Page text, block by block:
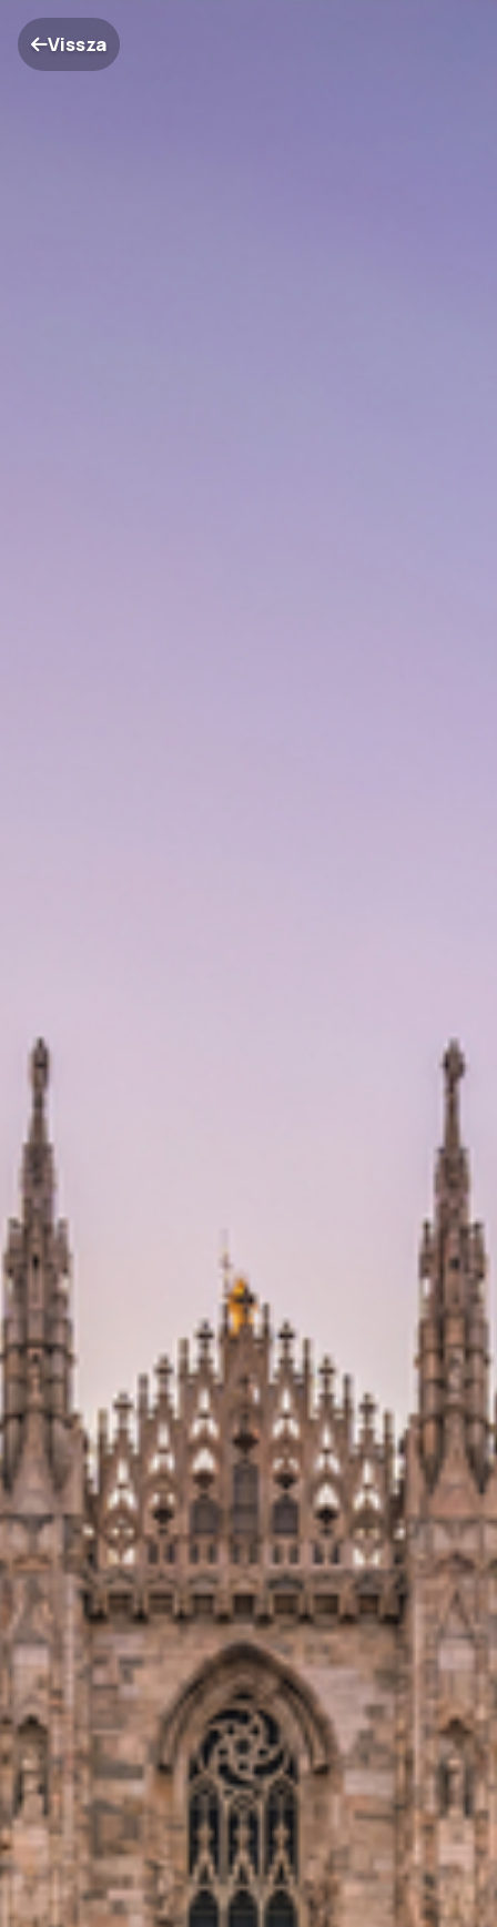
Vissza